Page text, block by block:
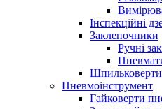
Інспекційні
Заклепочники
Ручні
Шпильковерти
Пневмоінструмент
Гайковерти